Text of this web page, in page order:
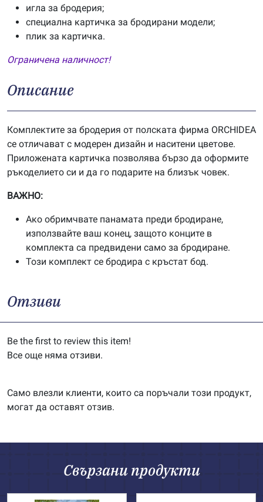
игла за бродерия;
специална картичка за бродирани модели;
плик за картичка.
Ограничена наличност!
Описание
Комплектите за бродерия от полската фирма ORCHIDEA
се отличават с модерен дизайн и наситени цветове.
Приложената картичка позволява бързо да оформите
ръкоделието си и да го подарите на близък човек.
ВАЖНО:
Ако обримчвате панамата преди бродиране,
използвайте ваш конец, защото конците в
комплекта са предвидени само за бродиране.
Този комплект се бродира с кръстат бод.
Отзиви
Be the first to review this item!
Все още няма отзиви.
Само влезли клиенти, които са поръчали този продукт,
могат да оставят отзив.
Свързани продукти